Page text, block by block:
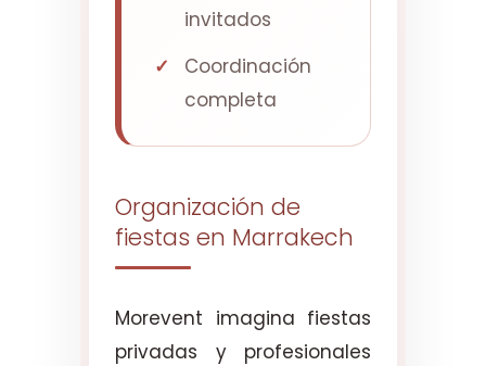
invitados
Coordinación
completa
Organización de
fiestas en Marrakech
Morevent imagina fiestas
privadas y profesionales